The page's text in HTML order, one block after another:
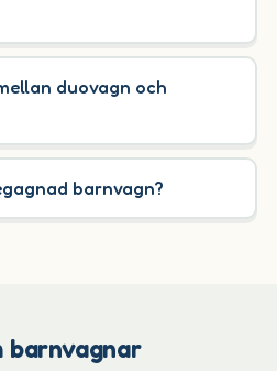
duovagn och
barnvagn?
barnvagnar